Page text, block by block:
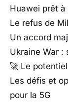
Huawei prêt à
Le refus de
Un accord
Ukraine War
🚀 Le
Les défis et
pour la 5G